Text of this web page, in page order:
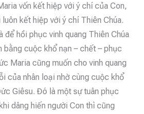
vốn kết hiệp với ý chí của Con,
kết hiệp với ý chí Thiên Chúa.
để hồi phục vinh quang Thiên Chúa
bằng cuộc khổ nạn – chết – phục
Maria cũng muốn cho vinh quang
của nhân loại nhờ cùng cuộc khổ
Giêsu. Đó là một sự tuân phục
dâng hiến người Con thì cũng